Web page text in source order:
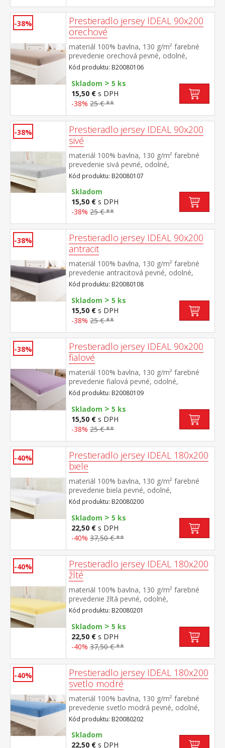
-38%
Prestieradlo jersey IDEAL 90x200
orechové
materiál 100% bavlna, 130 g/m² farebné
prevedenie orechová pevné, odolné,
stálofarebné, obšité gumou pre matrace do
výšky 25 cm prateľné do 60 °C
Kód produktu: B20080106
Skladom > 5 ks
15,50 € s DPH
-38% 25 € **
-38%
Prestieradlo jersey IDEAL 90x200
sivé
materiál 100% bavlna, 130 g/m² farebné
prevedenie sivá pevné, odolné,
stálofarebné, obšité gumou pre matrace do
výšky 25 cm prateľné do 60 °C
Kód produktu: B20080107
Skladom
15,50 € s DPH
-38% 25 € **
-38%
Prestieradlo jersey IDEAL 90x200
antracit
materiál 100% bavlna, 130 g/m² farebné
prevedenie antracitová pevné, odolné,
stálofarebné, obšité gumou pre matrace do
výšky 25 cm prateľné do 60 °C
Kód produktu: B20080108
Skladom > 5 ks
15,50 € s DPH
-38% 25 € **
-38%
Prestieradlo jersey IDEAL 90x200
fialové
materiál 100% bavlna, 130 g/m² farebné
prevedenie fialová pevné, odolné,
stálofarebné, obšité gumou pre matrace do
výšky 25 cm prateľné do 60 °C
Kód produktu: B20080109
Skladom > 5 ks
15,50 € s DPH
-38% 25 € **
-40%
Prestieradlo jersey IDEAL 180x200
biele
materiál 100% bavlna, 130 g/m² farebné
prevedenie biela pevné, odolné,
stálofarebné, obšité gumou pre matrace do
výšky 25 cm prateľné do 60 °C
Kód produktu: B20080200
Skladom > 5 ks
22,50 € s DPH
-40% 37,50 € **
-40%
Prestieradlo jersey IDEAL 180x200
žlté
materiál 100% bavlna, 130 g/m² farebné
prevedenie žltá pevné, odolné,
stálofarebné, obšité gumou pre matrace do
výšky 25 cm prateľné do 60 °C
Kód produktu: B20080201
Skladom > 5 ks
22,50 € s DPH
-40% 37,50 € **
-40%
Prestieradlo jersey IDEAL 180x200
svetlo modré
materiál 100% bavlna, 130 g/m² farebné
prevedenie svetlo modrá pevné, odolné,
stálofarebné, obšité gumou pre matrace do
výšky 25 cm prateľné do 60 °C
Kód produktu: B20080202
Skladom
22,50 € s DPH